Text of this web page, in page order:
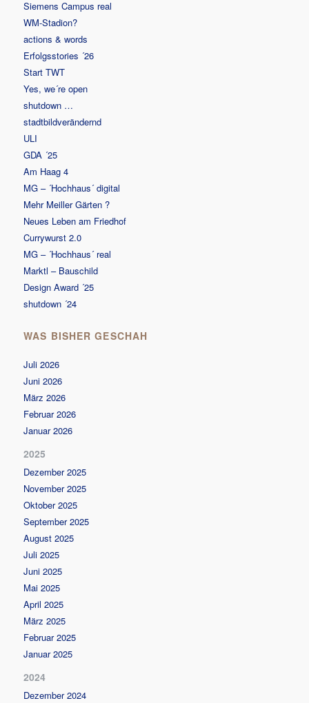
Siemens Campus real
WM-Stadion?
actions & words
Erfolgsstories ´26
Start TWT
Yes, we´re open
shutdown …
stadtbildverändernd
ULI
GDA ´25
Am Haag 4
MG – ´Hochhaus´ digital
Mehr Meiller Gärten ?
Neues Leben am Friedhof
Currywurst 2.0
MG – ´Hochhaus´ real
Marktl – Bauschild
Design Award ´25
shutdown ´24
WAS BISHER GESCHAH
Juli 2026
Juni 2026
März 2026
Februar 2026
Januar 2026
2025
Dezember 2025
November 2025
Oktober 2025
September 2025
August 2025
Juli 2025
Juni 2025
Mai 2025
April 2025
März 2025
Februar 2025
Januar 2025
2024
Dezember 2024